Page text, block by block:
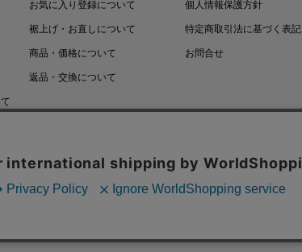
お気に入り登録について
裾上げ・お直しについて
商品・価格について
返品・交換について
個人情報保護方針
特定商取引法に基づく表記
お問合せ